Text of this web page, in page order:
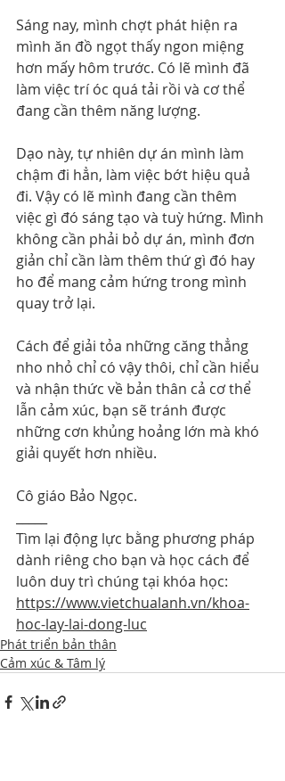
Sáng nay, mình chợt phát hiện ra
mình ăn đồ ngọt thấy ngon miệng
hơn mấy hôm trước. Có lẽ mình đã
làm việc trí óc quá tải rồi và cơ thể
đang cần thêm năng lượng.
Dạo này, tự nhiên dự án mình làm
chậm đi hẳn, làm việc bớt hiệu quả
đi. Vậy có lẽ mình đang cần thêm
việc gì đó sáng tạo và tuỳ hứng. Mình
không cần phải bỏ dự án, mình đơn
giản chỉ cần làm thêm thứ gì đó hay
ho để mang cảm hứng trong mình
quay trở lại.
Cách để giải tỏa những căng thẳng
nho nhỏ chỉ có vậy thôi, chỉ cần hiểu
và nhận thức về bản thân cả cơ thể
lẫn cảm xúc, bạn sẽ tránh được
những cơn khủng hoảng lớn mà khó
giải quyết hơn nhiều.
Cô giáo Bảo Ngọc.
Tìm lại động lực bằng phương pháp
dành riêng cho bạn và học cách để
luôn duy trì chúng tại khóa học:
https://www.vietchualanh.vn/khoa-
hoc-lay-lai-dong-luc
Phát triển bản thân
Cảm xúc & Tâm lý